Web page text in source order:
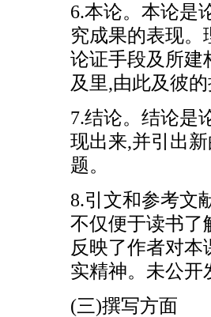
6.本论。本论是
究成果的表现。
论证手段及所建
及里,由此及彼
7.结论。结论是
现出来,并引出
题。
8.引文和参考文
不仅便于读书了
反映了作者对
实精神。未公开
(三)撰写方面